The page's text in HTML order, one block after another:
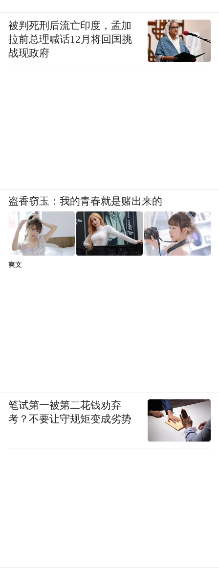
被判死刑后流亡印度，孟加
拉前总理喊话12月将回国挑
战现政府
盗香窃玉：我的青春就是赌出来的
爽文
笔试第一被第二花钱劝弃
考？不要让守规矩变成劣势